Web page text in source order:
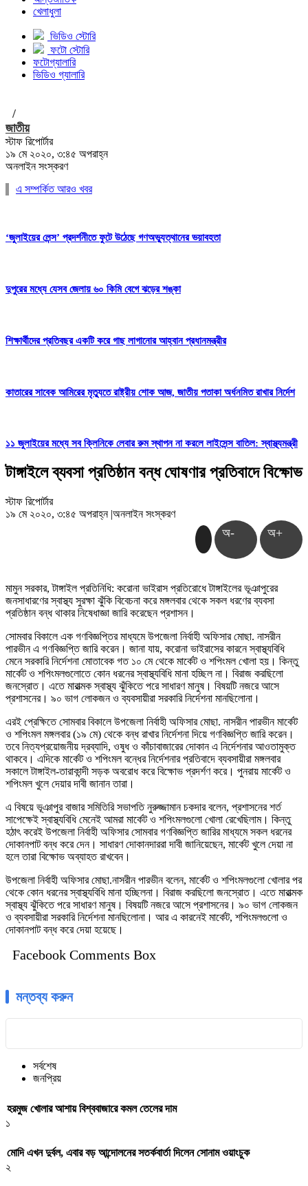
খেলাধুলা
ভিডিও স্টোরি
ফটো স্টোরি
ফটোগ্যালারি
ভিডিও গ্যালারি
/
জাতীয়
স্টাফ রিপোর্টার
১৯ মে ২০২০, ৩:৪৫ অপরাহ্ন
অনলাইন সংস্করণ
এ সম্পর্কিত আরও খবর
‘জুলাইয়ের লেন্স’ প্রদর্শনীতে ফুটে উঠেছে গণঅভ্যুত্থানের ভয়াবহতা
দুপুরের মধ্যে যেসব জেলায় ৬০ কিমি বেগে ঝড়ের শঙ্কা
শিক্ষার্থীদের প্রতিবছর একটি করে গাছ লাগানোর আহ্বান প্রধানমন্ত্রীর
কাতারের সাবেক আমিরের মৃত্যুতে রাষ্ট্রীয় শোক আজ, জাতীয় পতাকা অর্ধনমিত রাখার নির্দেশ
১১ জুলাইয়ের মধ্যে সব ক্লিনিকে লেবার রুম স্থাপন না করলে লাইসেন্স বাতিল: স্বাস্থ্যমন্ত্রী
টাঙ্গাইলে ব্যবসা প্রতিষ্ঠান বন্ধ ঘোষণার প্রতিবাদে বিক্ষোভ
স্টাফ রিপোর্টার
১৯ মে ২০২০, ৩:৪৫ অপরাহ্ন |অনলাইন সংস্করণ
অ- অ+
মামুন সরকার, টাঙ্গাইল প্রতিনিধি: করোনা ভাইরাস প্রতিরোধে টাঙ্গাইলের ভূঞাপুরের
জনসাধারণের স্বাস্থ্য সুরক্ষা ঝুঁকি বিবেচনা করে মঙ্গলবার থেকে সকল ধরণের ব্যবসা
প্রতিষ্ঠান বন্ধ থাকার নিষেধাজ্ঞা জারি করেছেন প্রশাসন।
সোমবার বিকালে এক গণবিজ্ঞপ্তির মাধ্যমে উপজেলা নির্বাহী অফিসার মোছা. নাসরীন
পারভীন এ গণবিজ্ঞপ্তি জারি করেন। জানা যায়, করোনা ভাইরাসের কারনে স্বাস্থ্যবিধি
মেনে সরকারি নির্দেশনা মোতাবেক গত ১০ মে থেকে মার্কেট ও শপিংমল খোলা হয়। কিন্তু
মার্কেট ও শপিংমলগুলোতে কোন ধরনের স্বাস্থ্যবিধি মানা হচ্ছিল না। বিরাজ করছিলো
জনস্রোত। এতে মারাত্মক স্বাস্থ্য ঝুঁকিতে পরে সাধারণ মানুষ। বিষয়টি নজরে আসে
প্রশাসনের। ৯০ ভাগ লোকজন ও ব্যবসায়ীরা সরকারি নির্দেশনা মানছিলোনা।
এরই প্রেক্ষিতে সোমবার বিকালে উপজেলা নির্বাহী অফিসার মোছা. নাসরীন পারভীন মার্কেট
ও শপিংমল মঙ্গলবার (১৯ মে) থেকে বন্ধ রাখার নির্দেশনা দিয়ে গণবিজ্ঞপ্তি জারি করেন।
তবে নিত্যপ্রয়োজনীয় দ্রব্যাদি, ওষুধ ও কাঁচাবাজারের দোকান এ নির্দেশনার আওতামুক্ত
থাকবে। এদিকে মার্কেট ও শপিংমল বন্ধের নির্দেশনার প্রতিবাদে ব্যবসায়ীরা মঙ্গলবার
সকালে টাঙ্গাইল-তারাকান্দী সড়ক অবরোধ করে বিক্ষোভ প্রদর্শণ করে। পুনরায় মার্কেট ও
শপিংমল খুলে দেয়ার দাবী জানান তারা।
এ বিষয়ে ভূঞাপুর বাজার সমিতিরি সভাপতি নুরুজ্জামান চকদার বলেন, প্রশাসনের শর্ত
সাপেক্ষেই স্বাস্থ্যবিধি মেনেই আমরা মার্কেট ও শপিংমলগুলো খোলা রেখেছিলাম। কিন্তু
হঠাৎ করেই উপজেলা নির্বাহী অফিসার সোমবার গণবিজ্ঞপ্তি জারির মাধ্যমে সকল ধরনের
দোকানপাট বন্ধ করে দেন। সাধারণ দোকানদাররা দাবী জানিয়েছেন, মার্কেট খুলে দেয়া না
হলে তারা বিক্ষোভ অব্যাহত রাখবেন।
উপজেলা নির্বাহী অফিসার মোছা.নাসরীন পারভীন বলেন, মার্কেট ও শপিংমলগুলো খোলার পর
থেকে কোন ধরনের স্বাস্থ্যবিধি মানা হচ্ছিলনা। বিরাজ করছিলো জনস্রোত। এতে মারাত্মক
স্বাস্থ্য ঝুঁকিতে পরে সাধারণ মানুষ। বিষয়টি নজরে আসে প্রশাসনের। ৯০ ভাগ লোকজন
ও ব্যবসায়ীরা সরকারি নির্দেশনা মানছিলোনা। আর এ কারনেই মার্কেট, শপিংমলগুলো ও
দোকানপাট বন্ধ করে দেয়া হয়েছে।
Facebook Comments Box
মন্তব্য করুন
সর্বশেষ
জনপ্রিয়
হরমুজ খোলার আশায় বিশ্ববাজারে কমল তেলের দাম
১
মোদি এখন দুর্বল, এবার বড় আন্দোলনের সতর্কবার্তা দিলেন সোনাম ওয়াংচুক
২